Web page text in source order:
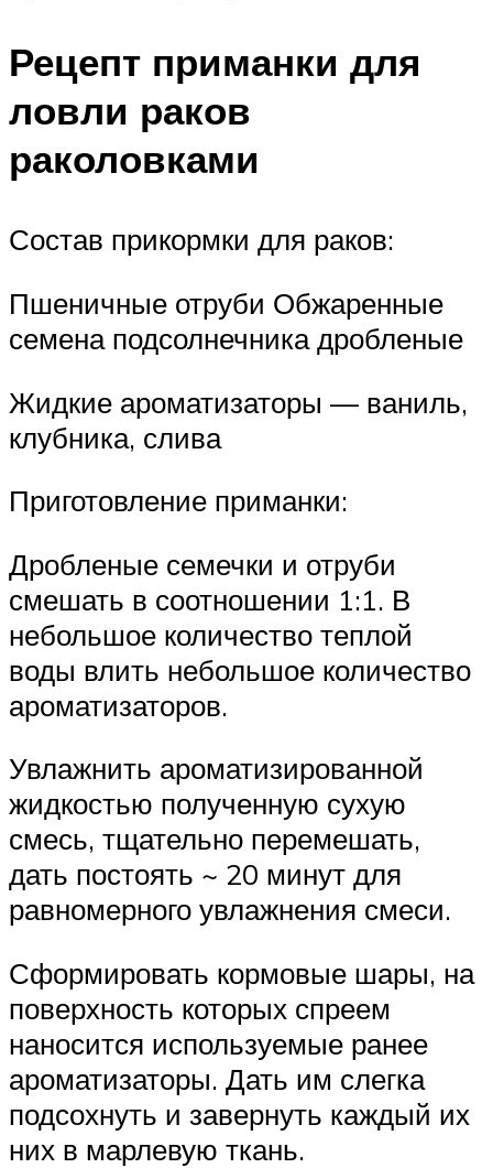
Рецепт приманки для
ловли раков
раколовками
Состав прикормки для раков:
Пшеничные отруби Обжаренные
семена подсолнечника дробленые
Жидкие ароматизаторы — ваниль,
клубника, слива
Приготовление приманки:
Дробленые семечки и отруби
смешать в соотношении 1:1. В
небольшое количество теплой
воды влить небольшое количество
ароматизаторов.
Увлажнить ароматизированной
жидкостью полученную сухую
смесь, тщательно перемешать,
дать постоять ~ 20 минут для
равномерного увлажнения смеси.
Сформировать кормовые шары, на
поверхность которых спреем
наносится используемые ранее
ароматизаторы. Дать им слегка
подсохнуть и завернуть каждый их
них в марлевую ткань.